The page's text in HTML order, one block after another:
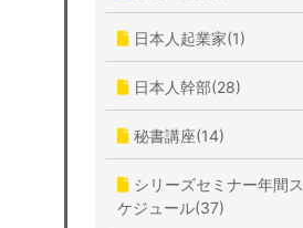
日本人起業家(1)
日本人幹部(28)
秘書講座(14)
シリーズセミナー年間ス
ケジュール(37)